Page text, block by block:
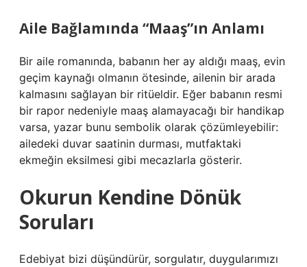
Aile Bağlamında “Maaş”ın Anlamı
Bir aile romanında, babanın her ay aldığı maaş, evin
geçim kaynağı olmanın ötesinde, ailenin bir arada
kalmasını sağlayan bir ritüeldir. Eğer babanın resmi
bir rapor nedeniyle maaş alamayacağı bir handikap
varsa, yazar bunu sembolik olarak çözümleyebilir:
ailedeki duvar saatinin durması, mutfaktaki
ekmeğin eksilmesi gibi mecazlarla gösterir.
Okurun Kendine Dönük
Soruları
Edebiyat bizi düşündürür, sorgulatır, duygularımızı